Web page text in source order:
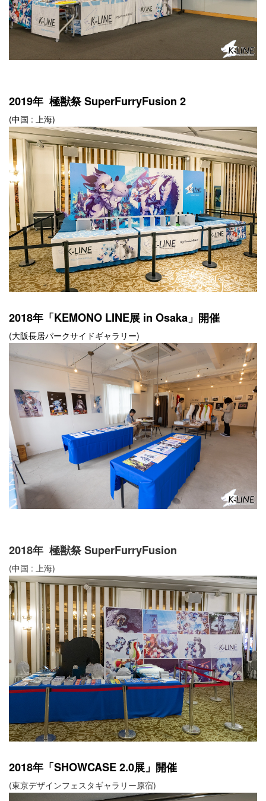
2019年 極獣祭 SuperFurryFusion 2
(中国 : 上海)
2018年「KEMONO LINE展 in Osaka」開催
(大阪長居パークサイドギャラリー)
2018年 極獣祭 SuperFurryFusion
(中国 : 上海)
2018年「SHOWCASE 2.0展」開催
(東京デザインフェスタギャラリー原宿)